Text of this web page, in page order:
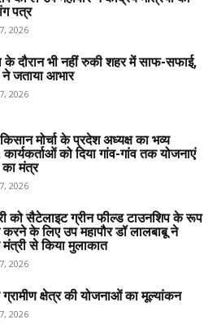
पत्र
2026
के दौरान भी नहीं रुकी शहर में साफ-सफाई,
ने जताया आभार
2026
मोर्चा के प्रदेश अध्यक्ष का भव्य
कार्यकर्ताओं को दिया गांव-गांव तक योजनाएं
मंत्र
2026
को सैटेलाइट ग्रीन फील्ड टाउनशिप के रूप
के लिए उप महापौर डॉ लालबाबू ने
से किया मुलाकात
2026
क्षेत्र की योजनाओं का मूल्यांकन
2026